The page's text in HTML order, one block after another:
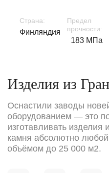
Страна:
Финляндия
Предел
прочности:
183 МПа
Изделия из
Оснастили заводы
оборудованием — это
изготавливать изделия
камня абсолютно
объёмом до 25 000 м2.